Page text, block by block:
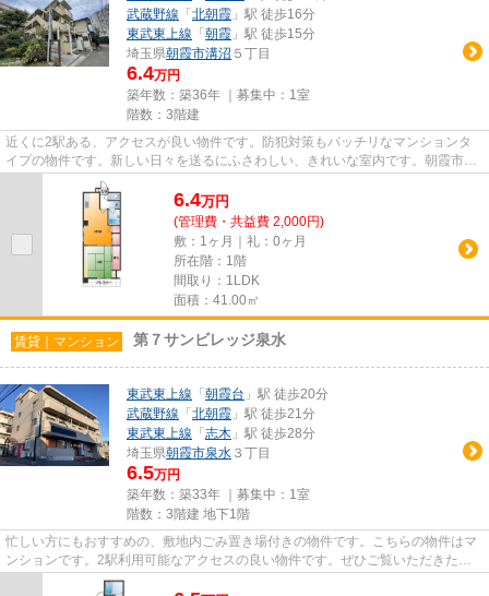
武蔵野線 「 北朝霞 」駅 徒歩16分
東武東上線 「 朝霞 」駅 徒歩15分
埼玉県朝霞市溝沼 ５丁目
6.4万円
築年数：築36年 ｜募集中： 1室
階数：3階建
近くに2駅ある、アクセスが良い物件です。防犯対策もバッチリなマンションタ
イプの物件です。新しい日々を送るにふさわしい、きれいな室内です。朝霞市エ
リアにある賃貸情報のことなら...
6.4万円
(管理費・共益費 2,000円)
敷：1ヶ月｜礼：0ヶ月
所在階：1階
間取り：1LDK
面積：41.00㎡
賃貸｜マンション 第７サンビレッジ泉水
東武東上線 「 朝霞台 」駅 徒歩20分
武蔵野線 「 北朝霞 」駅 徒歩21分
東武東上線 「 志木 」駅 徒歩28分
埼玉県朝霞市泉水 ３丁目
6.5万円
築年数：築33年 ｜募集中： 1室
階数：3階建 地下1階
忙しい方にもおすすめの、敷地内ごみ置き場付きの物件です。こちらの物件はマ
ンションです。2駅利用可能なアクセスの良い物件です。ぜひご覧いただきたい
賃貸物件です。当社スタッフが...